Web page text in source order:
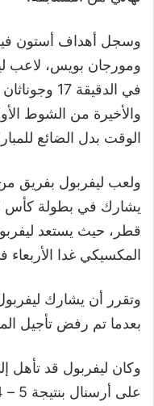
ومورجان بويس، لاعب
والأخيرة من الشوط
الوقت بدل الضائع
ولعب ليفربول بفريق
يشارك في بطولة كأس
قطر، حيث يستعد
المكسيكي غدا الأربعاء
وتقرر أن يشارك
بعدما تم رفض تأجيل
وكان ليفربول قد تأهل